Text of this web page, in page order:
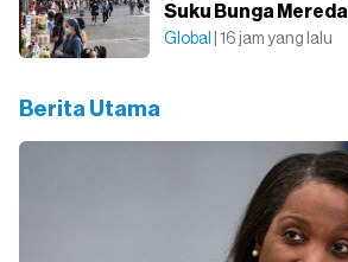
Suku Bunga Mereda
Global | 16 jam yang lalu
Berita Utama